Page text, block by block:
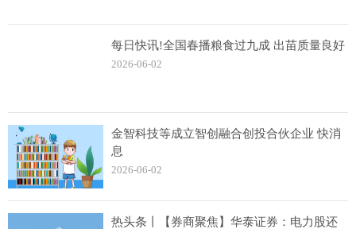
每日快讯!全国春播粮食过九成 出苗质量良好
2026-06-02
金智科技等成立智创融合创投合伙企业 快消
息
2026-06-02
热头条丨【券商聚焦】华泰证券：电力股还